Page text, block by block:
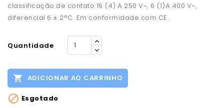
classificação de contato 16 (4) A 250 V~, 6 (1)A 400 V~,
diferencial 6 ± 2°C. Em conformidade com CE.
Quantidade
 ADICIONAR AO CARRINHO
 Esgotado